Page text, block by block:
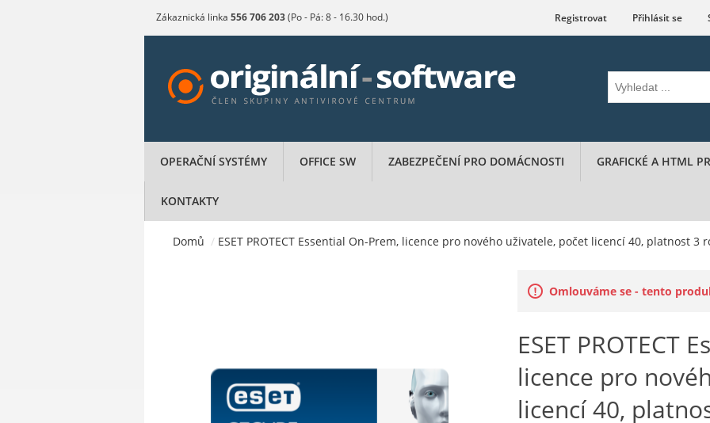
Zákaznická linka 556 706 203(Po - Pá: 8 - 16.30 hod.) Registrovat Přihlásit se
OPERAČNÍ SYSTÉMY OFFICE SW ZABEZPEČENÍ PRO DOMÁCNOSTI GRAFICKÉ A HTML
KONTAKTY
Domů / ESET PROTECT Essential On-Prem, licence pro nového uživatele, počet licencí 40, platnost 3
Omlouváme se - tento
ESET PROTECT
licence pro
licencí 40,